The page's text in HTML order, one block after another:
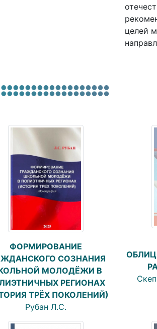
целей
ФОРМИРОВАНИЕ
СОЗНАНИЯ
МОЛОДЁЖИ В
РЕГИОНАХ
ТРЁХ ПОКОЛЕНИЙ)
Рубан Л.С.